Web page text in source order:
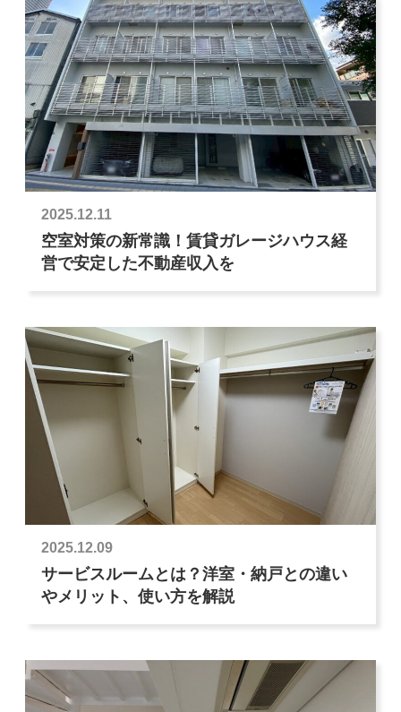
2025.12.11
空室対策の新常識！賃貸ガレージハウス経
営で安定した不動産収入を
2025.12.09
サービスルームとは？洋室・納戸との違い
やメリット、使い方を解説